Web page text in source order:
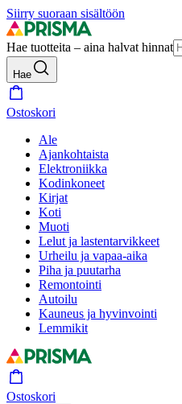
Siirry suoraan sisältöön
Hae tuotteita – aina halvat hinnat
Hae
Ostoskori
Ale
Ajankohtaista
Elektroniikka
Kodinkoneet
Kirjat
Koti
Muoti
Lelut ja lastentarvikkeet
Urheilu ja vapaa-aika
Piha ja puutarha
Remontointi
Autoilu
Kauneus ja hyvinvointi
Lemmikit
Ostoskori